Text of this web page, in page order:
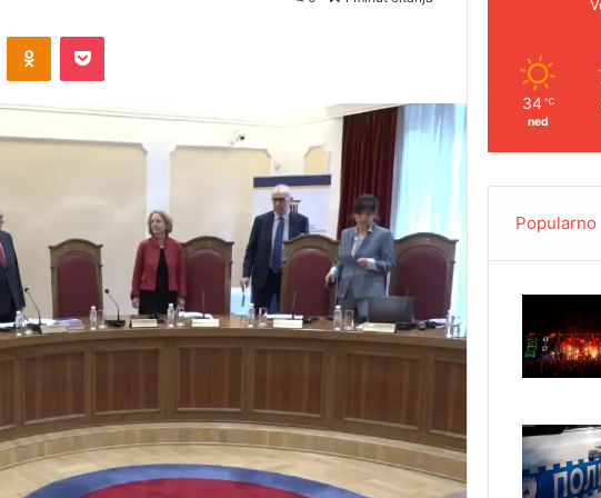
34 ℃
ned
Popularno